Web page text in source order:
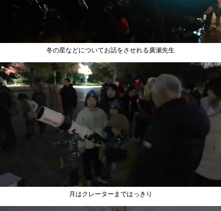
冬の星などについてお話をさせれる廣瀬先生
月はクレーターまではっきり